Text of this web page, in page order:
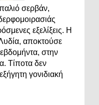
σερβάν,
εξελίξεις. Η
αποκτούσε
στην
Τίποτα δεν
γονιδιακή